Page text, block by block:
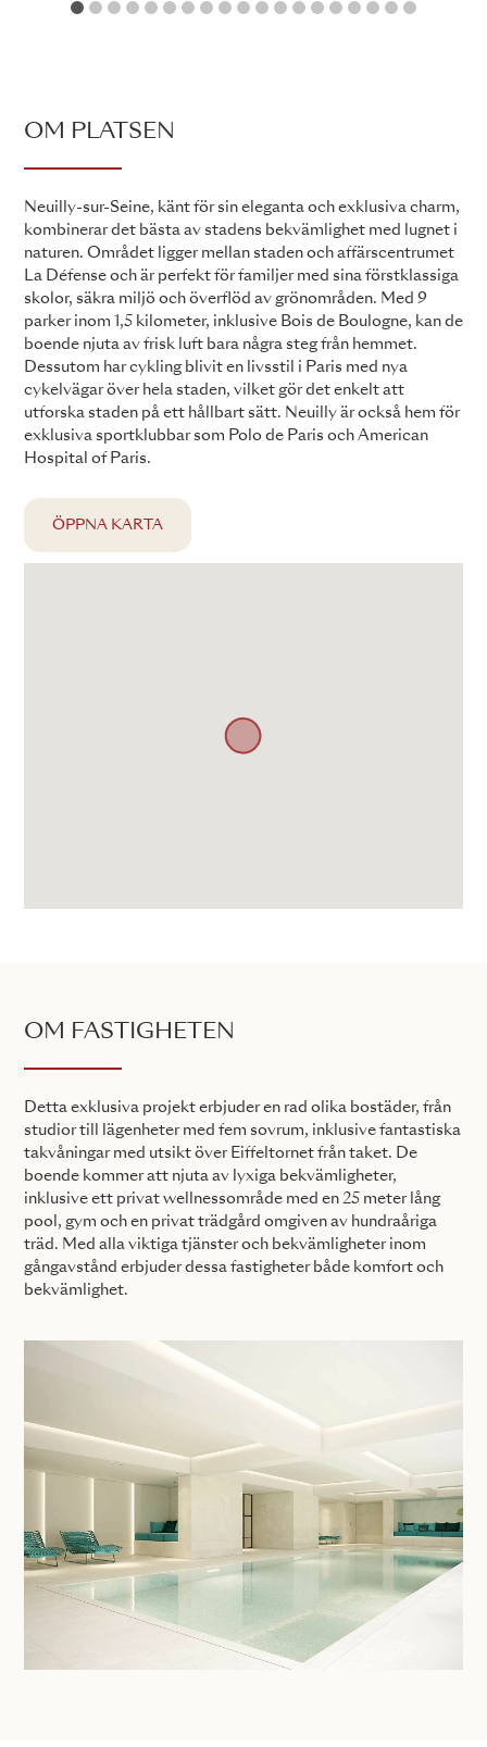
1 2 3 4 5 6 7 8 9 1011 1213141516
OM PLATSEN
Neuilly-sur-Seine, känt för sin eleganta och exklusiva charm,
kombinerar det bästa av stadens bekvämlighet med lugnet i
naturen. Området ligger mellan staden och affärscentrumet
La Défense och är perfekt för familjer med sina förstklassiga
skolor, säkra miljö och överflöd av grönområden. Med 9
parker inom 1,5 kilometer, inklusive Bois de Boulogne, kan de
boende njuta av frisk luft bara några steg från hemmet.
Dessutom har cykling blivit en livsstil i Paris med nya
cykelvägar över hela staden, vilket gör det enkelt att
utforska staden på ett hållbart sätt. Neuilly är också hem för
exklusiva sportklubbar som Polo de Paris och American
Hospital of Paris.
ÖPPNA KARTA
OM FASTIGHETEN
Detta exklusiva projekt erbjuder en rad olika bostäder, från
studior till lägenheter med fem sovrum, inklusive fantastiska
takvåningar med utsikt över Eiffeltornet från taket. De
boende kommer att njuta av lyxiga bekvämligheter,
inklusive ett privat wellnessområde med en 25 meter lång
pool, gym och en privat trädgård omgiven av hundraåriga
träd. Med alla viktiga tjänster och bekvämligheter inom
gångavstånd erbjuder dessa fastigheter både komfort och
bekvämlighet.